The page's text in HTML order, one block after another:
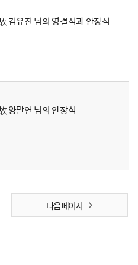
김유진 님의 영결식과 안장식
양말연 님의 안장식
다음 페이지